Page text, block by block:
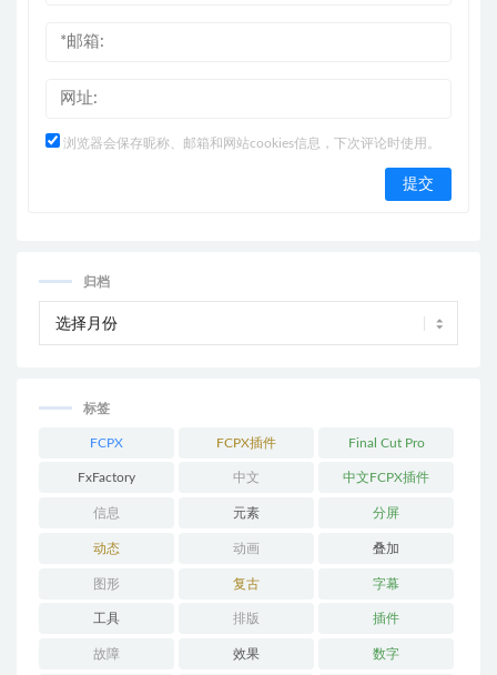
浏览器会保存昵称、邮箱和网站cookies信息，下次评论时使用。
归档
标签
FCPX FCPX插件 Final Cut Pro
FxFactory 中文 中文FCPX插件
信息 元素 分屏
动态 动画 叠加
图形 复古 字幕
工具 排版 插件
故障 效果 数字